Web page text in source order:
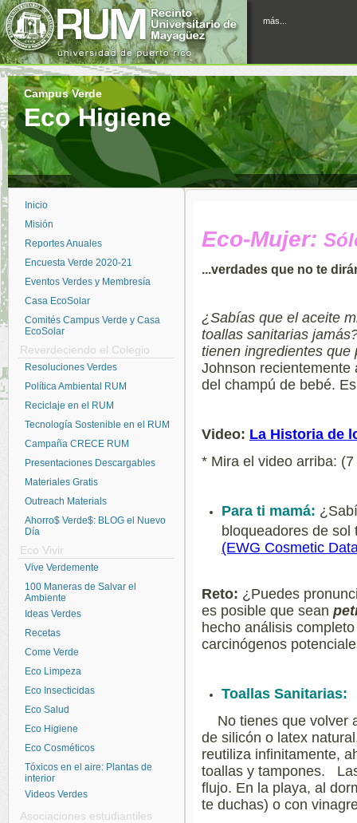
más...
Campus Verde
Eco Higiene
Inicio
Misión
Reportes Anuales
Encuesta Verde 2020-21
Eventos Verdes y Membresía
Casa EcoSolar
Comités Campus Verde y Casa
EcoSolar
Reverdeciendo el Colegio
Resoluciones Verdes
Política Ambiental RUM
Reciclaje en el RUM
Tecnología Sostenible en el RUM
Campaña CRECE RUM
Presentaciones Descargables
Materiales Gratis
Outreach Materials
Ahorro$ Verde$: BLOG el Nuevo
Día
Eco Vivir
Vive Verdemente
100 Maneras de Salvar el
Ambiente
Ideas Verdes
Recetas
Come Verde
Eco Limpeza
Eco Insecticidas
Eco Salud
Eco Higiene
Eco Cosméticos
Tóxicos en el aire: Plantas de
interior
Videos Verdes
Asociaciones estudiantiles
Eco-Mujer:
...verdades que no te
¿Sabías que el aceite
toallas sanitarias
tienen ingredientes
Johnson
del champú de bebé.
Video: La Historia de
* Mira el video arriba:
Para ti mamá:
bloqueadores de sol
(EWG Cosmetic
Reto: ¿Puedes
es posible que sean
hecho análisis
carcinógenos
Toallas Sanitarias:
No tienes que volver
de silicón o latex
reutiliza infinitamente,
toallas y tampones.
flujo. En la playa, al
te duchas) o con